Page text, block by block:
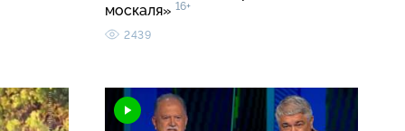
москаля» 16+
2439